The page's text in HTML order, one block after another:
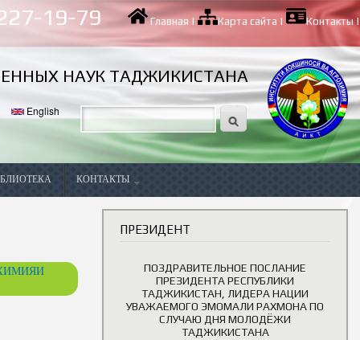
227-19-79 Главная | Карта сайта | Контакты|
НАУК ТАДЖИКИСТАНА
English
КОНТАКТЫ
ПРЕЗИДЕНТ
ПОЗДРАВИТЕЛЬНОЕ ПОСЛАНИЕ
ПРЕЗИДЕНТА РЕСПУБЛИКИ
ТАДЖИКИСТАН, ЛИДЕРА НАЦИИ
УВАЖАЕМОГО ЭМОМАЛИ РАХМОНА ПО
СЛУЧАЮ ДНЯ МОЛОДЁЖИ
ТАДЖИКИСТАНА